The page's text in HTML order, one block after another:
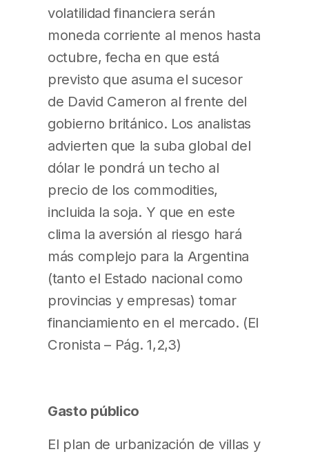
volatilidad financiera serán
moneda corriente al menos hasta
octubre, fecha en que está
previsto que asuma el sucesor
de David Cameron al frente del
gobierno británico. Los analistas
advierten que la suba global del
dólar le pondrá un techo al
precio de los commodities,
incluida la soja. Y que en este
clima la aversión al riesgo hará
más complejo para la Argentina
(tanto el Estado nacional como
provincias y empresas) tomar
financiamiento en el mercado. (El
Cronista – Pág. 1,2,3)
Gasto público
El plan de urbanización de villas y